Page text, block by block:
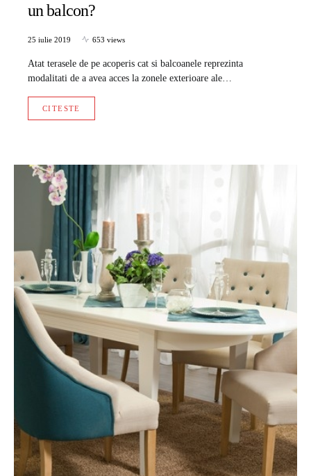
un balcon?
25 iulie 2019 653 views
Atat terasele de pe acoperis cat si balcoanele reprezinta
modalitati de a avea acces la zonele exterioare ale…
CITESTE